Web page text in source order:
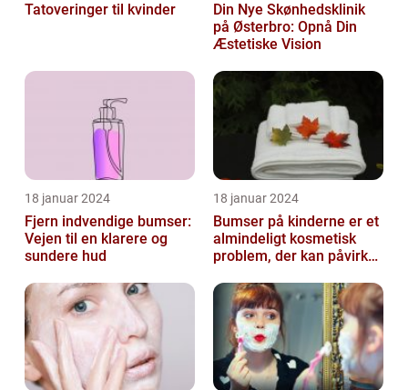
Tatoveringer til kvinder
Din Nye Skønhedsklinik
på Østerbro: Opnå Din
Æstetiske Vision
18 januar 2024
Fjern indvendige bumser:
Vejen til en klarere og
sundere hud
18 januar 2024
Bumser på kinderne er et
almindeligt kosmetisk
problem, der kan påvirke